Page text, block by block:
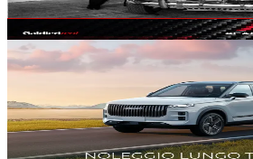
07 ago
3min
6
Generale
Noleggio auto senza anticipo,
#galdieri rent#auto nuove#auto usate